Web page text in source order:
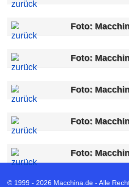
Foto:
Foto:
Foto:
Foto:
Foto:
© 1999 - 2026 Macchina.de - Alle